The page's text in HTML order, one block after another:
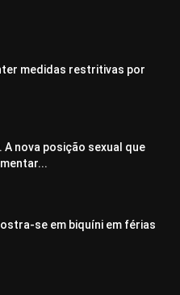
medidas restritivas por
A nova posição sexual que
se em biquíni em férias